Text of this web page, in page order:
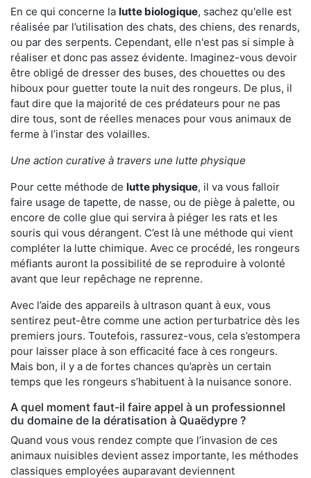
En ce qui concerne la lutte biologique, sachez qu'elle est
réalisée par l’utilisation des chats, des chiens, des renards,
ou par des serpents. Cependant, elle n'est pas si simple à
réaliser et donc pas assez évidente. Imaginez-vous devoir
être obligé de dresser des buses, des chouettes ou des
hiboux pour guetter toute la nuit des rongeurs. De plus, il
faut dire que la majorité de ces prédateurs pour ne pas
dire tous, sont de réelles menaces pour vous animaux de
ferme à l’instar des volailles.
Une action curative à travers une lutte physique
Pour cette méthode de lutte physique, il va vous falloir
faire usage de tapette, de nasse, ou de piège à palette, ou
encore de colle glue qui servira à piéger les rats et les
souris qui vous dérangent. C’est là une méthode qui vient
compléter la lutte chimique. Avec ce procédé, les rongeurs
méfiants auront la possibilité de se reproduire à volonté
avant que leur repêchage ne reprenne.
Avec l’aide des appareils à ultrason quant à eux, vous
sentirez peut-être comme une action perturbatrice dès les
premiers jours. Toutefois, rassurez-vous, cela s’estompera
pour laisser place à son efficacité face à ces rongeurs.
Mais bon, il y a de fortes chances qu’après un certain
temps que les rongeurs s’habituent à la nuisance sonore.
A quel moment faut-il faire appel à un professionnel
du domaine de la dératisation à Quaëdypre ?
Quand vous vous rendez compte que l’invasion de ces
animaux nuisibles devient assez importante, les méthodes
classiques employées auparavant deviennent